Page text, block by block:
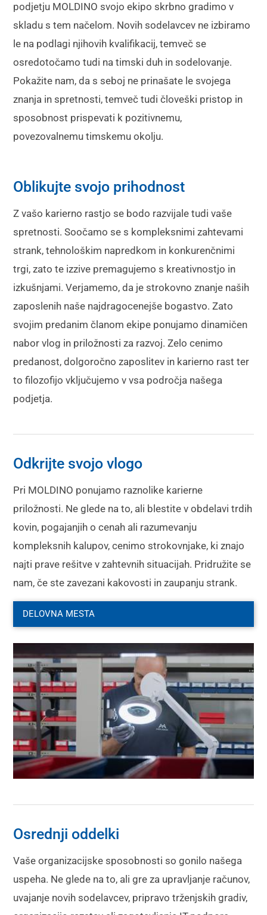
podjetju MOLDINO svojo ekipo skrbno gradimo v
skladu s tem načelom. Novih sodelavcev ne izbiramo
le na podlagi njihovih kvalifikacij, temveč se
osredotočamo tudi na timski duh in sodelovanje.
Pokažite nam, da s seboj ne prinašate le svojega
znanja in spretnosti, temveč tudi človeški pristop in
sposobnost prispevati k pozitivnemu,
povezovalnemu timskemu okolju.
Oblikujte svojo prihodnost
Z vašo karierno rastjo se bodo razvijale tudi vaše
spretnosti. Soočamo se s kompleksnimi zahtevami
strank, tehnološkim napredkom in konkurenčnimi
trgi, zato te izzive premagujemo s kreativnostjo in
izkušnjami. Verjamemo, da je strokovno znanje naših
zaposlenih naše najdragocenejše bogastvo. Zato
svojim predanim članom ekipe ponujamo dinamičen
nabor vlog in priložnosti za razvoj. Zelo cenimo
predanost, dolgoročno zaposlitev in karierno rast ter
to filozofijo vključujemo v vsa področja našega
podjetja.
Odkrijte svojo vlogo
Pri MOLDINO ponujamo raznolike karierne
priložnosti. Ne glede na to, ali blestite v obdelavi trdih
kovin, pogajanjih o cenah ali razumevanju
kompleksnih kalupov, cenimo strokovnjake, ki znajo
najti prave rešitve v zahtevnih situacijah. Pridružite se
nam, če ste zavezani kakovosti in zaupanju strank.
DELOVNA MESTA
Osrednji oddelki
Vaše organizacijske sposobnosti so gonilo našega
uspeha. Ne glede na to, ali gre za upravljanje računov,
uvajanje novih sodelavcev, pripravo trženjskih gradiv,